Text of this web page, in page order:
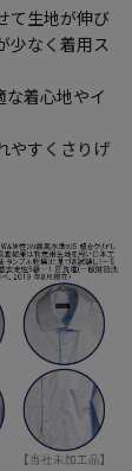
て生地が伸び
少なく着用ス
な着心地やイ
やすくさりげ